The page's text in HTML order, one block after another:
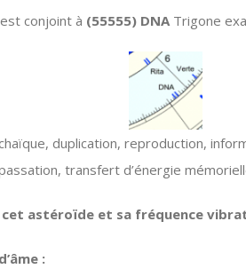
est conjoint à (55555) DNA Trigone
duplication, reproduction,
transfert d’énergie
cet astéroïde et sa fréquence
: